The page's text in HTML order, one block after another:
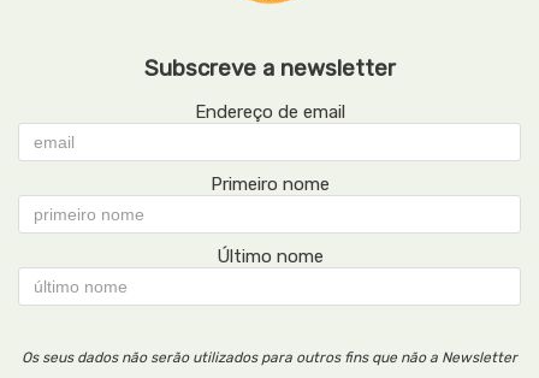
Subscreve a newsletter
Endereço de email
Primeiro nome
Último nome
Os seus dados não serão utilizados para outros fins que não a Newsletter